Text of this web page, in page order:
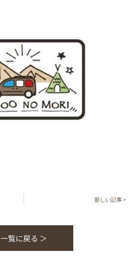
新しい記事 >
一覧に戻る ＞